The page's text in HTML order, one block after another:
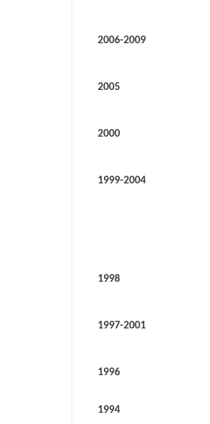
2006-2009
2005
2000
1999-2004
1998
1997-2001
1996
1994